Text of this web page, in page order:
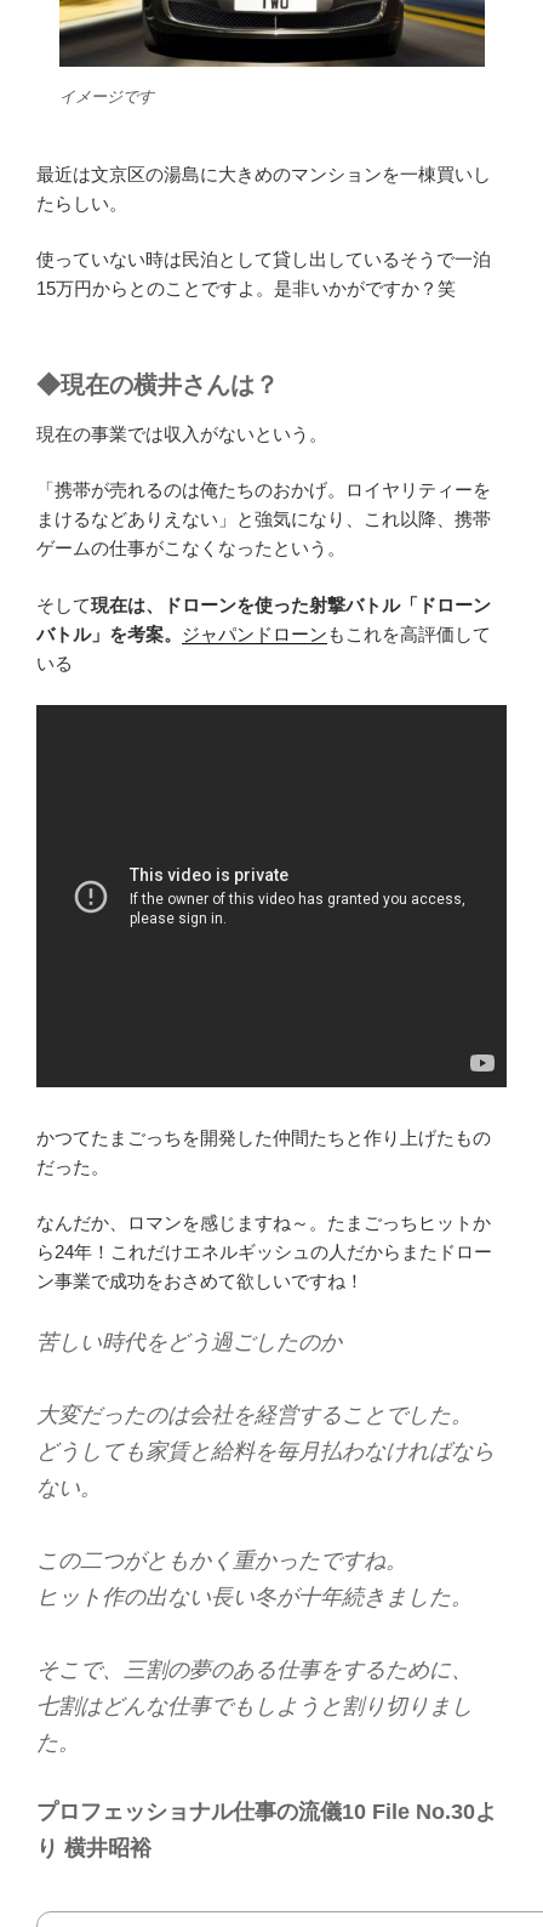
イメージです
最近は文京区の湯島に大きめのマンションを一棟買いし
たらしい。
使っていない時は民泊として貸し出しているそうで一泊
15万円からとのことですよ。是非いかがですか？笑
◆現在の横井さんは？
現在の事業では収入がないという。
「携帯が売れるのは俺たちのおかげ。ロイヤリティーを
まけるなどありえない」と強気になり、これ以降、携帯
ゲームの仕事がこなくなったという。
そして現在は、ドローンを使った射撃バトル「ドローン
バトル」を考案。 ジャパンドローン もこれを高評価して
いる
かつてたまごっちを開発した仲間たちと作り上げたもの
だった。
なんだか、ロマンを感じますね～。たまごっちヒットか
ら24年！これだけエネルギッシュの人だからまたドロー
ン事業で成功をおさめて欲しいですね！
苦しい時代をどう過ごしたのか
大変だったのは会社を経営することでした。
どうしても家賃と給料を毎月払わなければなら
ない。
この二つがともかく重かったですね。
ヒット作の出ない長い冬が十年続きました。
そこで、三割の夢のある仕事をするために、
七割はどんな仕事でもしようと割り切りまし
た。
プロフェッショナル仕事の流儀10 File No.30よ
り 横井昭裕